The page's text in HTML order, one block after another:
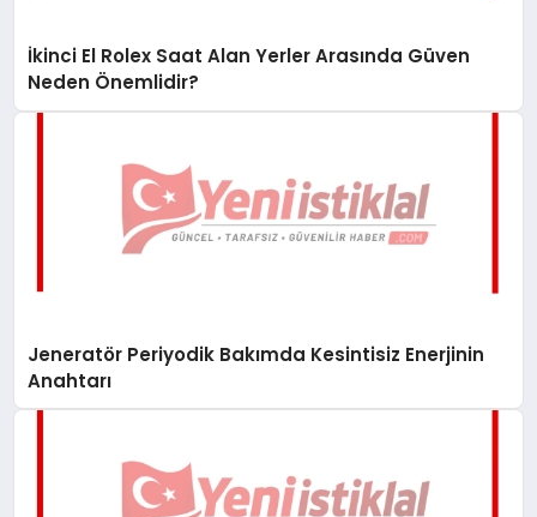
İkinci El Rolex Saat Alan Yerler Arasında Güven
Neden Önemlidir?
Jeneratör Periyodik Bakımda Kesintisiz Enerjinin
Anahtarı